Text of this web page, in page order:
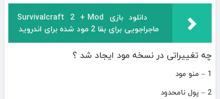
دانلود بازی Survivalcraft 2 + Mod
ماجراجویی برای بقا 2 مود شده برای اندروید
چه تغییراتی در نسخه مود ایجاد شد ؟
1 – منو مود
2 – پول نامحدود